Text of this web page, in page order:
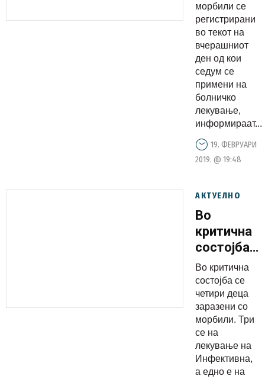
возрасен
во тешка
состојба
морбили се
регистрирани
во текот на
вчерашниот
ден од кои
седум се
примени на
болничко
лекување,
информираат...
19. ФЕВРУАРИ
2019. @ 19:48
АКТУЕЛНО
Во
критична
состојба
се четири
деца
заразени
со
морбили
Во критична
состојба се
четири деца
заразени со
морбили. Три
се на
лекување на
Инфективна,
а едно е на